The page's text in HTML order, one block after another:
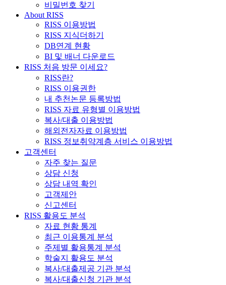
비밀번호 찾기
About RISS
RISS 이용방법
RISS 지식더하기
DB연계 현황
BI 및 배너 다운로드
RISS 처음 방문 이세요?
RISS란?
RISS 이용권한
내 추천논문 등록방법
RISS 자료 유형별 이용방법
복사/대출 이용방법
해외전자자료 이용방법
RISS 정보취약계층 서비스 이용방법
고객센터
자주 찾는 질문
상담 신청
상담 내역 확인
고객제안
신고센터
RISS 활용도 분석
자료 현황 통계
최근 이용통계 분석
주제별 활용통계 분석
학술지 활용도 분석
복사/대출제공 기관 분석
복사/대출신청 기관 분석